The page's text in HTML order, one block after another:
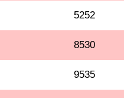
5252
8530
9535